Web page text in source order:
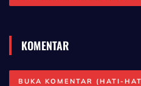
KOMENTAR
BUKA KOMENTAR (HATI-